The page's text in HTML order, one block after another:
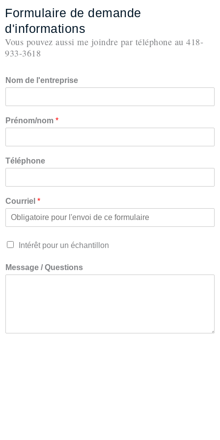
Aller
au
contenu
Formulaire de demande
d'informations
Vous pouvez aussi me joindre par téléphone au 418-
933-3618
Nom de l'entreprise
Prénom/nom *
Téléphone
Courriel *
Intérêt pour un échantillon
Message / Questions